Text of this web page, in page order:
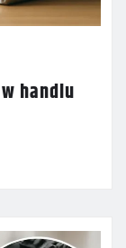
handlu